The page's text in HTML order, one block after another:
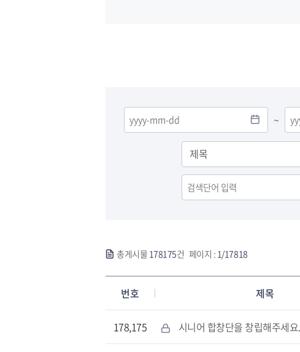
~
총게시물 178175건 페이지 : 1/17818
번호 제목
178,175 시니어 합창단을 창립해주세요.